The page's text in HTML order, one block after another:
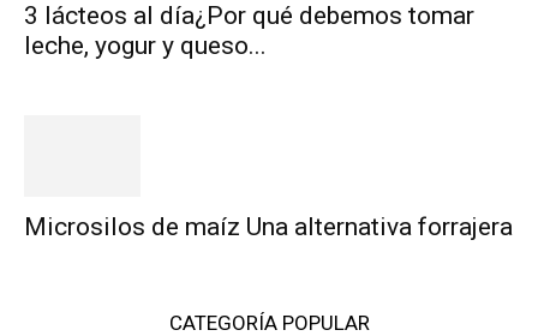
3 lácteos al día¿Por qué debemos tomar
leche, yogur y queso...
Microsilos de maíz Una alternativa forrajera
CATEGORÍA POPULAR